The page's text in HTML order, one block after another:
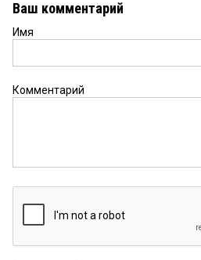
Ваш комментарий
Имя
Комментарий